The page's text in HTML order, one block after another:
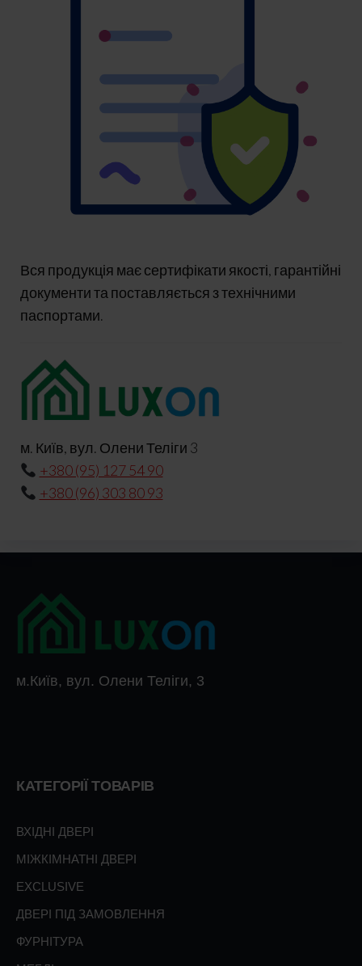
Вся продукція має сертифікати якості, гарантійні
документи та поставляється з технічними
паспортами.
м. Київ, вул. Олени Теліги 3
+380 (95) 127 54 90
+380 (96) 303 80 93
м.Київ, вул. Олени Теліги, 3
КАТЕГОРІЇ ТОВАРІВ
ВХІДНІ ДВЕРІ
МІЖКІМНАТНІ ДВЕРІ
EXCLUSIVE
ДВЕРІ ПІД ЗАМОВЛЕННЯ
ФУРНІТУРА